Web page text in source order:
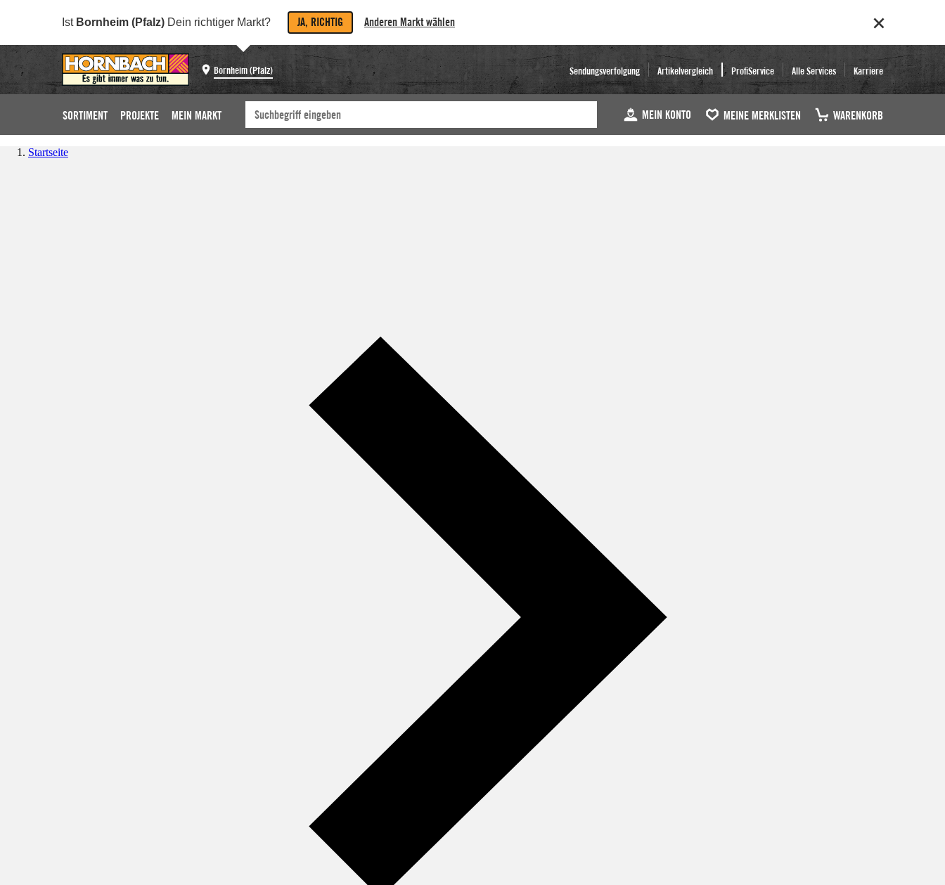
Ist Bornheim (Pfalz) Dein richtiger Markt? JA, RICHTIG Anderen Markt wählen
Bornheim (Pfalz) Sendungsverfolgung Artikelvergleich ProfiService Alle Services Karriere
SORTIMENT PROJEKTE MEIN MARKT MEIN KONTO MEINE MERKLISTEN WARENKORB
Startseite